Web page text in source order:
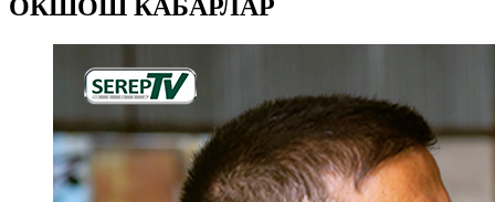
ОКШОШ КАБАРЛАР